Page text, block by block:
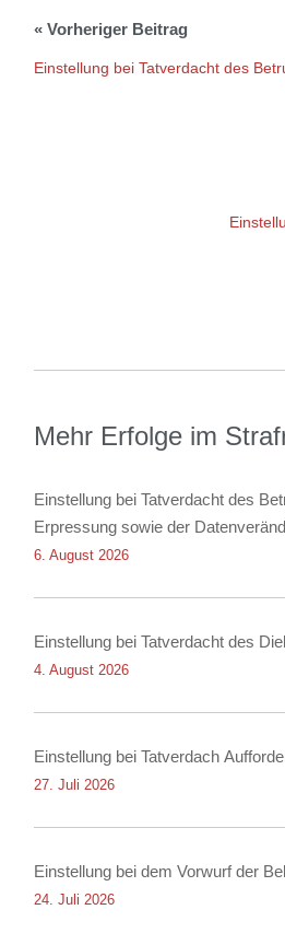
Einstellung bei Tatverdacht des
Mehr Erfolge im
Einstellung bei Tatverdacht des
Erpressung sowie der
6. August 2026
Einstellung bei Tatverdacht des
4. August 2026
Einstellung bei Tatverdach
27. Juli 2026
Einstellung bei dem Vorwurf der
24. Juli 2026